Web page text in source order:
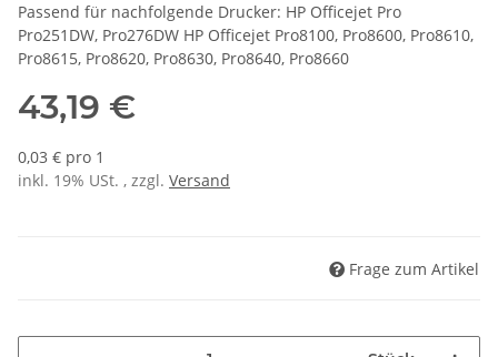
Passend für nachfolgende Drucker: HP Officejet Pro
Pro251DW, Pro276DW HP Officejet Pro8100, Pro8600, Pro8610,
Pro8615, Pro8620, Pro8630, Pro8640, Pro8660
43,19 €
0,03 € pro 1
inkl. 19% USt. , zzgl. Versand
Frage zum Artikel